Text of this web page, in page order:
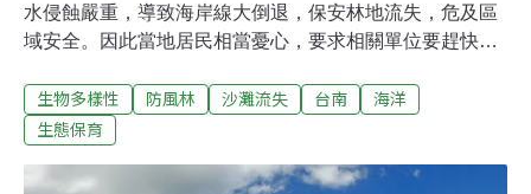
水侵蝕嚴重，導致海岸線大倒退，保安林地流失，危及區
域安全。因此當地居民相當憂心，要求相關單位要趕快保
措施。 走進台南北門急水溪出海口，眼前看到一整片的沙
灘，但這原本都是防風林，卻因為敵不過長期的海水侵
連海巡署的哨所也已棄哨，就足以證明海岸倒退嚴重。當
生物多樣性 防風林 沙灘流失 台南
海洋
生態保育